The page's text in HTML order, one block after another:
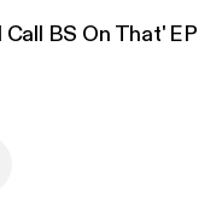
BS On That' EP